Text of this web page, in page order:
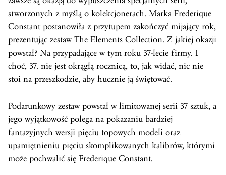
stworzonych z myślą o kolekcjonerach. Marka Frederique
Constant postanowiła z przytupem zakończyć mijający rok,
prezentując zestaw The Elements Collection. Z jakiej okazji
powstał? Na przypadające w tym roku 37-lecie firmy. I
choć, 37. nie jest okrągłą rocznicą, to, jak widać, nic nie
stoi na przeszkodzie, aby hucznie ją świętować.
Podarunkowy zestaw powstał w limitowanej serii 37 sztuk, a
jego wyjątkowość polega na pokazaniu bardziej
fantazyjnych wersji pięciu topowych modeli oraz
upamiętnieniu pięciu skomplikowanych kalibrów, którymi
może pochwalić się Frederique Constant.